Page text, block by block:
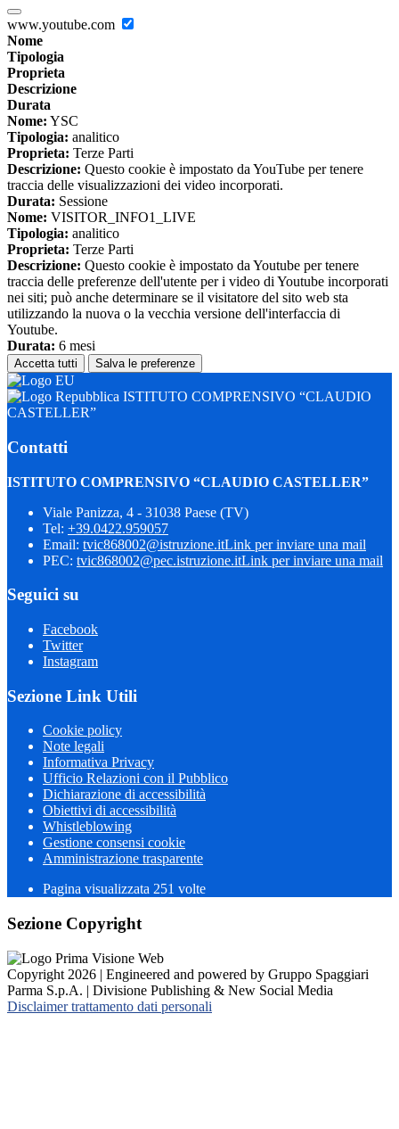
www.youtube.com
Nome
Tipologia
Proprieta
Descrizione
Durata
Nome: YSC
Tipologia: analitico
Proprieta: Terze Parti
Descrizione: Questo cookie è impostato da YouTube per tenere
traccia delle visualizzazioni dei video incorporati.
Durata: Sessione
Nome: VISITOR_INFO1_LIVE
Tipologia: analitico
Proprieta: Terze Parti
Descrizione: Questo cookie è impostato da Youtube per tenere
traccia delle preferenze dell'utente per i video di Youtube incorporati
nei siti; può anche determinare se il visitatore del sito web sta
utilizzando la nuova o la vecchia versione dell'interfaccia di
Youtube.
Durata: 6 mesi
Accetta tutti Salva le preferenze
ISTITUTO COMPRENSIVO “CLAUDIO
CASTELLER”
Contatti
ISTITUTO COMPRENSIVO “CLAUDIO CASTELLER”
Viale Panizza, 4 - 31038 Paese (TV)
Tel: +39.0422.959057
Email: tvic868002@istruzione.itLink per inviare una mail
PEC: tvic868002@pec.istruzione.itLink per inviare una mail
Seguici su
Facebook
Twitter
Instagram
Sezione Link Utili
Cookie policy
Note legali
Informativa Privacy
Ufficio Relazioni con il Pubblico
Dichiarazione di accessibilità
Obiettivi di accessibilità
Whistleblowing
Gestione consensi cookie
Amministrazione trasparente
Pagina visualizzata 251 volte
Sezione Copyright
Copyright 2026 | Engineered and powered by Gruppo Spaggiari
Parma S.p.A. | Divisione Publishing & New Social Media
Disclaimer trattamento dati personali